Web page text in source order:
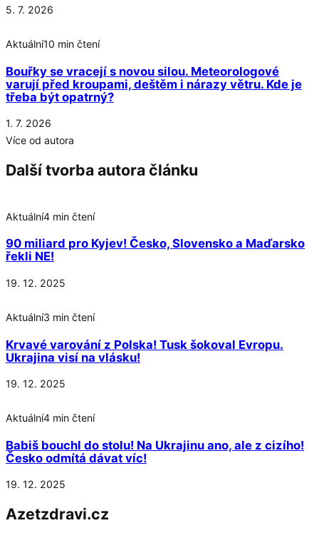
5. 7. 2026
Aktuální10 min čtení
Bouřky se vracejí s novou silou. Meteorologové
varují před kroupami, deštěm i nárazy větru. Kde je
třeba být opatrný?
1. 7. 2026
Více od autora
Další tvorba autora článku
Aktuální4 min čtení
90 miliard pro Kyjev! Česko, Slovensko a Maďarsko
řekli NE!
19. 12. 2025
Aktuální3 min čtení
Krvavé varování z Polska! Tusk šokoval Evropu.
Ukrajina visí na vlásku!
19. 12. 2025
Aktuální4 min čtení
Babiš bouchl do stolu! Na Ukrajinu ano, ale z cizího!
Česko odmítá dávat víc!
19. 12. 2025
Azetzdravi.cz